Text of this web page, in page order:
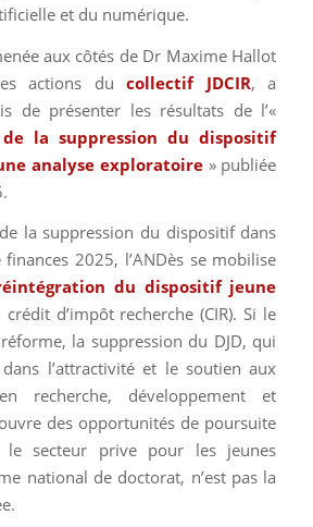
et du numérique.
aux côtés de Dr Maxime Hallot
actions ducollectif JDCIR, a
de présenter les résultats de l’«
de la suppression du dispositif
analyse exploratoire» publiée
la suppression du dispositif dans
2025, l’ANDès se mobilise
du dispositif jeune
d’impôt recherche (CIR). Si le
la suppression du DJD, qui
l’attractivité et le soutien aux
recherche, développement et
des opportunités de poursuite
le secteur prive pour les jeunes
national de doctorat, n’est pas la